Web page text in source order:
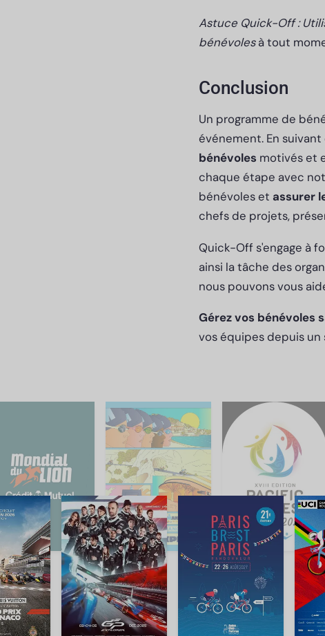
Astuce Quick-Off :
bénévolesà tout
Conclusion
Un programme de
événement. En
bénévoles motivés et
chaque étape avec
bénévoles et assurer
chefs de projets,
Quick-Off s'engage à
ainsi la tâche des
nous pouvons vous
Gérez vos bénévoles
vos équipes depuis un